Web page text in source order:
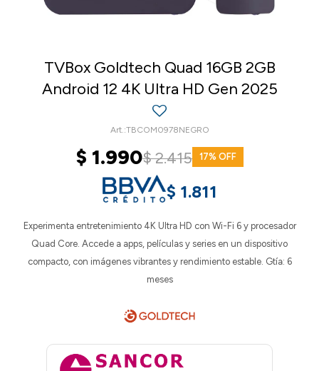
TVBox Goldtech Quad 16GB 2GB
Android 12 4K Ultra HD Gen 2025
TBCOM0978NEGRO
$ 1.990$2.415 17
$ 1.811
Experimenta entretenimiento 4K Ultra HD con Wi-Fi 6 y procesador
Quad Core. Accede a apps, películas y series en un dispositivo
compacto, con imágenes vibrantes y rendimiento estable. Gtía: 6
meses